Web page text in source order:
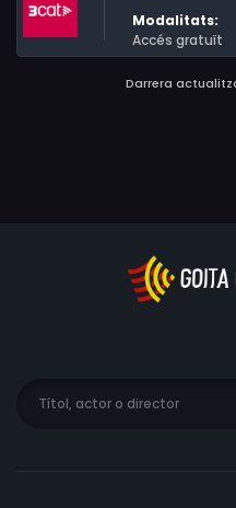
Modalitats:
Accés gratuït
Darrera